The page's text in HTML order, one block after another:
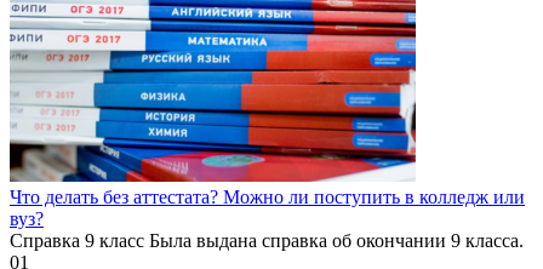
Что делать без аттестата? Можно ли поступить в колледж или
вуз?
Справка 9 класс Была выдана справка об окончании 9 класса.
01